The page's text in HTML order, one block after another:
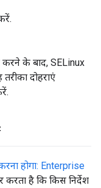
करने के बाद, SELinux
दोहराएं
होगा: Enterprise
करता है कि किस निर्देश